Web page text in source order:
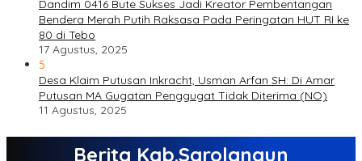
Dandim 0416 Bute Sukses Jadi Kreator Pembentangan
Bendera Merah Putih Raksasa Pada Peringatan HUT RI ke
80 di Tebo
17 Agustus, 2025
5
Desa Klaim Putusan Inkracht, Usman Arfan SH: Di Amar
Putusan MA Gugatan Penggugat Tidak Diterima (NO)
11 Agustus, 2025
Berita Kab.Sarolangun